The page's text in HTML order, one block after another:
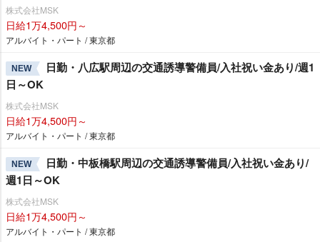
株式会社MSK
日給1万4,500円～
アルバイト・パート / 東京都
NEW
日勤・八広駅周辺の交通誘導警備員/入社祝い金あり/週1
日～OK
株式会社MSK
日給1万4,500円～
アルバイト・パート / 東京都
NEW
日勤・中板橋駅周辺の交通誘導警備員/入社祝い金あり/
週1日～OK
株式会社MSK
日給1万4,500円～
アルバイト・パート / 東京都